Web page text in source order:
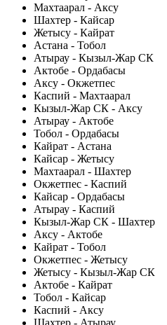
Махтаарал - Аксу
Шахтер - Кайсар
Жетысу - Кайрат
Астана - Тобол
Атырау - Кызыл-Жар СК
Актобе - Ордабасы
Аксу - Окжетпес
Каспий - Махтаарал
Кызыл-Жар СК - Аксу
Атырау - Актобе
Тобол - Ордабасы
Кайрат - Астана
Кайсар - Жетысу
Махтаарал - Шахтер
Окжетпес - Каспий
Кайсар - Ордабасы
Атырау - Каспий
Кызыл-Жар СК - Шахтер
Аксу - Актобе
Кайрат - Тобол
Окжетпес - Жетысу
Жетысу - Кызыл-Жар СК
Актобе - Кайрат
Тобол - Кайсар
Каспий - Аксу